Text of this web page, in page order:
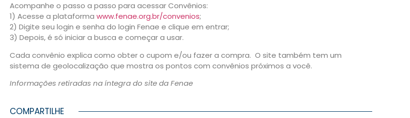
Acompanhe o passo a passo para acessar Convênios:
1) Acesse a plataforma www.fenae.org.br/convenios;
2) Digite seu login e senha do login Fenae e clique em entrar;
3) Depois, é só iniciar a busca e começar a usar.
Cada convênio explica como obter o cupom e/ou fazer a compra. O site também tem um
sistema de geolocalização que mostra os pontos com convênios próximos a você.
Informações retiradas na íntegra do site da Fenae
COMPARTILHE